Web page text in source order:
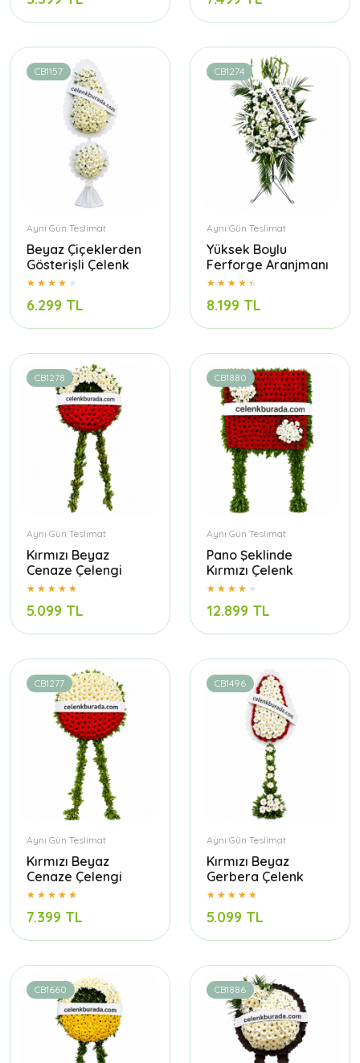
CB1157
Aynı Gün Teslimat
Beyaz Çiçeklerden
Gösterişli Çelenk
6.299 TL
CB1274
Aynı Gün Teslimat
Yüksek Boylu
Ferforge Aranjmanı
8.199 TL
CB1278
Aynı Gün Teslimat
Kırmızı Beyaz
Cenaze Çelengi
5.099 TL
CB1880
Aynı Gün Teslimat
Pano Şeklinde
Kırmızı Çelenk
12.899 TL
CB1277
Aynı Gün Teslimat
Kırmızı Beyaz
Cenaze Çelengi
7.399 TL
CB1496
Aynı Gün Teslimat
Kırmızı Beyaz
Gerbera Çelenk
5.099 TL
CB1660 CB1886